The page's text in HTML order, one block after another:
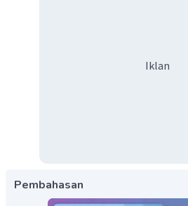
Iklan
Pembahasan